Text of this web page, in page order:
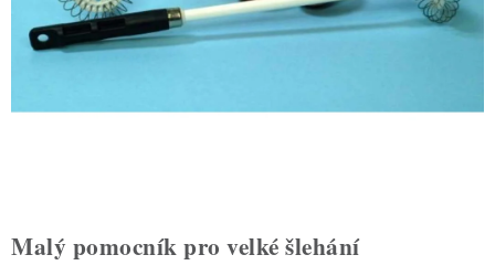
DÁRKOVÉ POUKAZY
ZNAČKY
Malý pomocník pro velké šlehání